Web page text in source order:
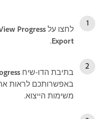
לחצו על Progress
Export
.
בתיבת הדו-שיח
באפשרותכם לראות
משימות הייצוא.